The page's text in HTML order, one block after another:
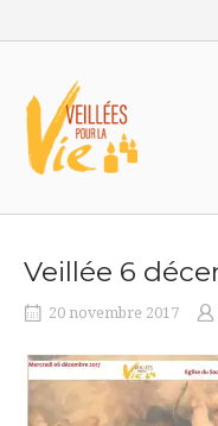
to
Veillée 6
20 novembre 2017